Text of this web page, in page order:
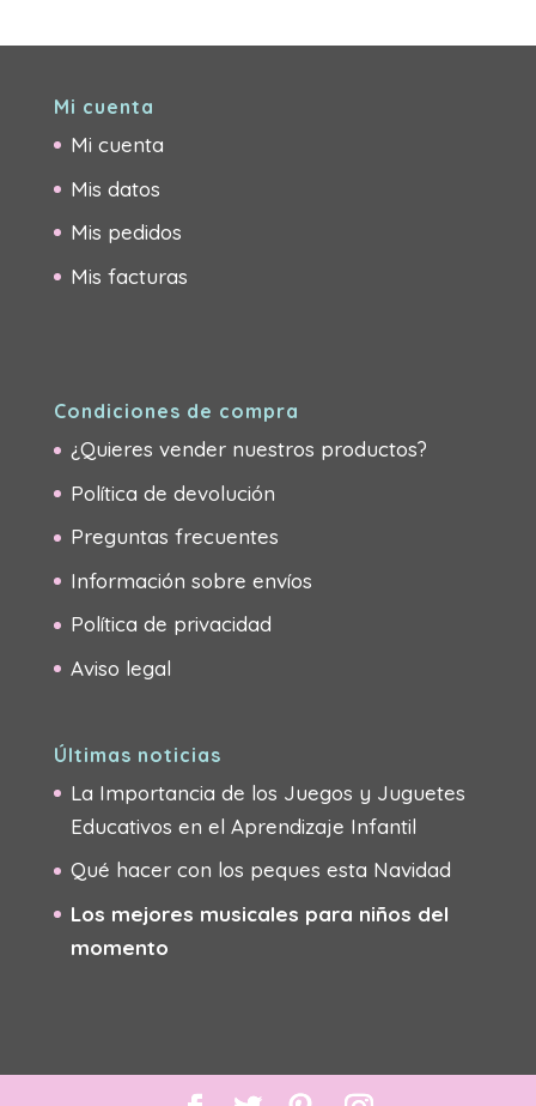
Mi cuenta
Mi cuenta
Mis datos
Mis pedidos
Mis facturas
Condiciones de compra
¿Quieres vender nuestros productos?
Política de devolución
Preguntas frecuentes
Información sobre envíos
Política de privacidad
Aviso legal
Últimas noticias
La Importancia de los Juegos y Juguetes
Educativos en el Aprendizaje Infantil
Qué hacer con los peques esta Navidad
Los mejores musicales para niños del
momento